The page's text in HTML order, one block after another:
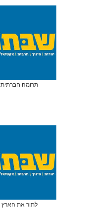
תרומה חברתית
לתור את הארץ